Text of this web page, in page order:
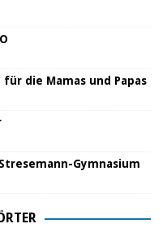
die Mamas und Papas
Gymnasium